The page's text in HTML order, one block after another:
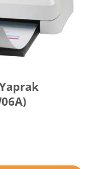
Tarayıcı (6FW06A)